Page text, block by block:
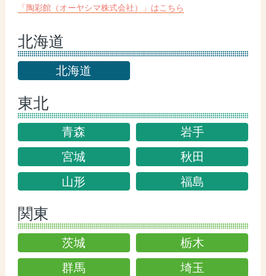
「陶彩館（オーヤシマ株式会社）」はこちら
北海道
北海道
東北
青森
岩手
宮城
秋田
山形
福島
関東
茨城
栃木
群馬
埼玉